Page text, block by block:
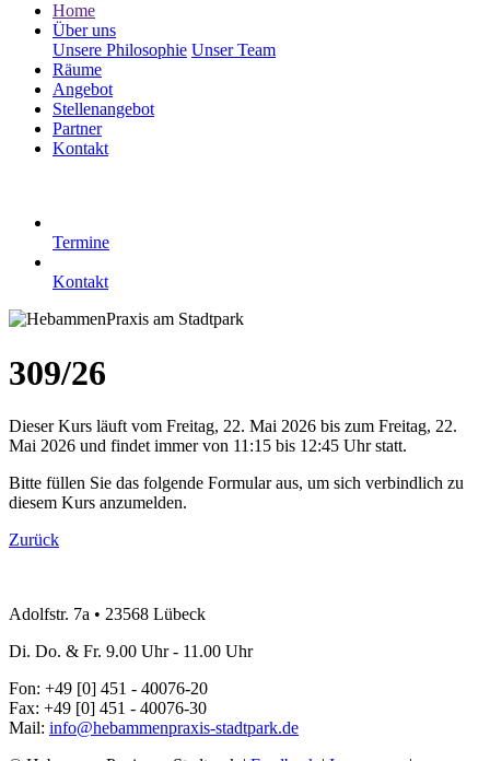
Home
Über uns
Unsere Philosophie Unser Team
Räume
Angebot
Stellenangebot
Partner
Kontakt
Termine
Kontakt
309/26
Dieser Kurs läuft vom Freitag, 22. Mai 2026 bis zum Freitag, 22.
Mai 2026 und findet immer von 11:15 bis 12:45 Uhr statt.
Bitte füllen Sie das folgende Formular aus, um sich verbindlich zu
diesem Kurs anzumelden.
Zurück
Adolfstr. 7a • 23568 Lübeck
Di. Do. & Fr. 9.00 Uhr - 11.00 Uhr
Fon: +49 [0] 451 - 40076-20
Fax: +49 [0] 451 - 40076-30
Mail: info@hebammenpraxis-stadtpark.de